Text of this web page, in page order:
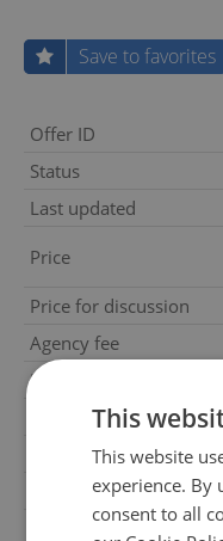
Save to favorites
Offer ID
Status
Last updated
Price
Price for discussion
Agency fee
Heating costs
House type
Condition
Construction type
This
This website
experience. By
consent to all